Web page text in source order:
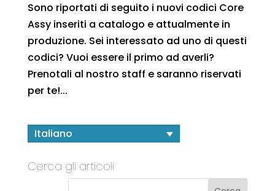
Sono riportati di seguito i nuovi codici Core
Assy inseriti a catalogo e attualmente in
produzione. Sei interessato ad uno di questi
codici? Vuoi essere il primo ad averli?
Prenotali al nostro staff e saranno riservati
per te!...
Italiano
Cerca gli articoli